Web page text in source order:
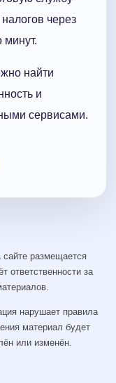
через
минут.
найти
и
сервисами.
сайте размещается
ответственности за
нарушает правила
материал будет
или изменён.